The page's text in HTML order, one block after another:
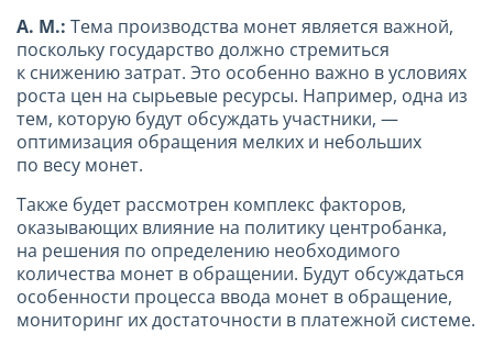
А. М.: Тема производства монет является важной,
поскольку государство должно стремиться
к снижению затрат. Это особенно важно в условиях
роста цен на сырьевые ресурсы. Например, одна из
тем, которую будут обсуждать участники, —
оптимизация обращения мелких и небольших
по весу монет.
Также будет рассмотрен комплекс факторов,
оказывающих влияние на политику центробанка,
на решения по определению необходимого
количества монет в обращении. Будут обсуждаться
особенности процесса ввода монет в обращение,
мониторинг их достаточности в платежной системе.